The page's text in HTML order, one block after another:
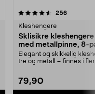
256
Kleshengere
Sklisikre
med metallpinne, 8-
Elegant og skikkelig
tre og metall – finnes i
79,90
4.5av 5 stjerner